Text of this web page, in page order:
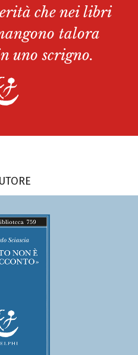
che nei libri
talora
uno scrigno.